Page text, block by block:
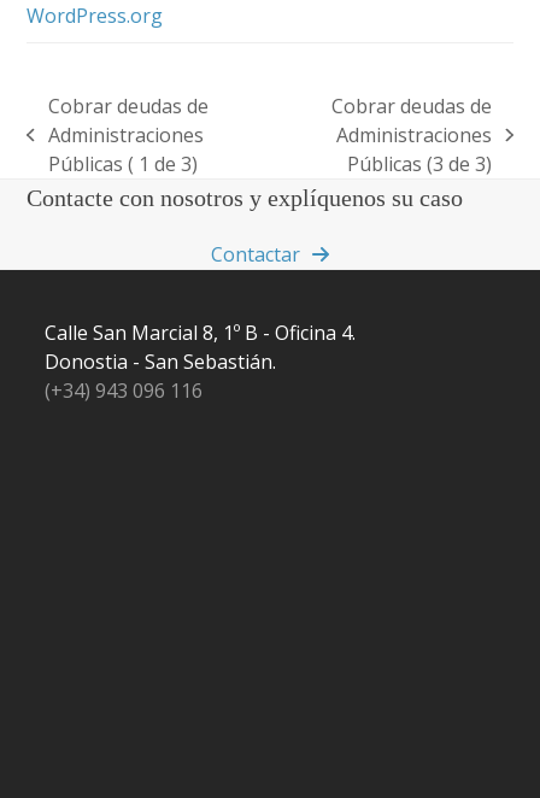
WordPress.org
previous
post:
Cobrar deudas de
Administraciones
Públicas ( 1 de 3)
Cobrar deudas de
Administraciones
Públicas (3 de 3)
Contacte con nosotros y explíquenos su caso
Contactar
Calle San Marcial 8, 1º B - Oficina 4.
Donostia - San Sebastián.
(+34) 943 096 116